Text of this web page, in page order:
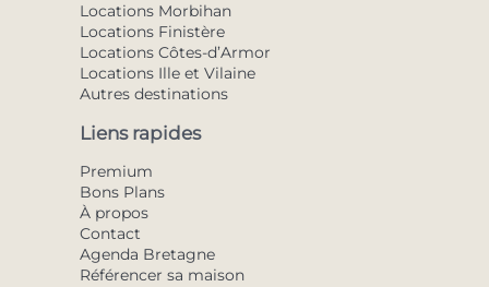
Locations Morbihan
Locations Finistère
Locations Côtes-d’Armor
Locations Ille et Vilaine
Autres destinations
Liens rapides
Premium
Bons Plans
À propos
Contact
Agenda Bretagne
Référencer sa maison